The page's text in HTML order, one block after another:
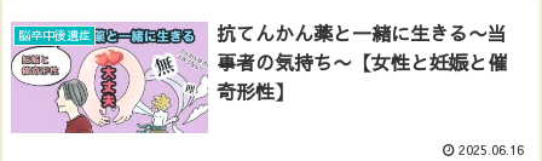
脳卒中後遺症
抗てんかん薬と一緒に生きる〜当
事者の気持ち〜【女性と妊娠と催
奇形性】
2025.06.16